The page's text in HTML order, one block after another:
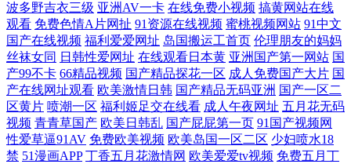
精品特碰 91官网网页版 91原创视频在线 91猫先生视频 欧美区变态区另类
区 五月婷婷深爱网 91情趣视频 亚洲日韩肏屄视频 91在线免费观看大全 豆
花视频在线 久草福利2 日本免费片 中文国产日本韩国精品 国产人妻精品
网址 午夜香蕉少妇A片视频 91免费观看官网入口 99艹艹艹 国产一区c 日
波多野吉衣三级 亚洲AV一卡 在线免费小视频 搞黄网站在线
观看 免费色情A片网扯 91资源在线视频 蜜桃视频网站 91中文
国产在线视频 福利爱爱网址 岛国搬运工首页 伦理朋友的妈妈
丝袜女同 日韩性爱网址 在线观看日本黄 亚洲国产第一网站 国
产99不卡 66精品视频 国产精品探花一区 成人免费国产大片 国
产在线网址观看 欧美激情日韩 国产精品无码亚洲 国产一区二
区黄片 喷潮一区 福利姬足交在线看 成人午夜网址 五月花无码
视频 青青草国产 欧美日韩乱 国产屁屁第一页 91国产视频网
性爱草逼91AV 免费欧美视频 欧美岛国一区二区 少妇喷水18
禁 51漫画APP 丁香五月花激情网 欧美爱爱tv视频 免费五月丁